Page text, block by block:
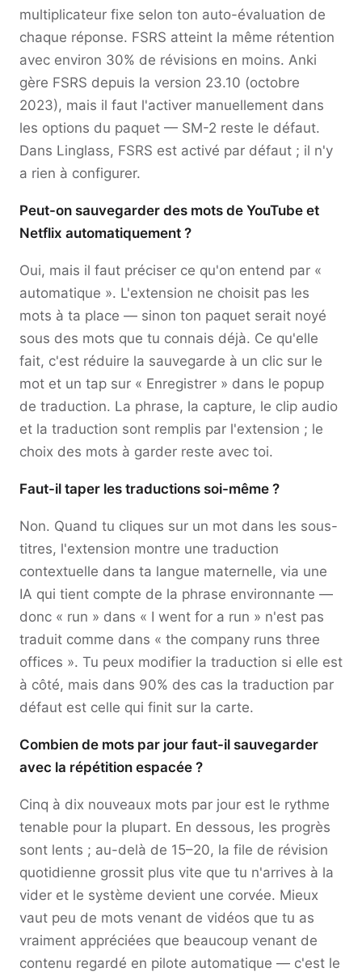
multiplicateur fixe selon ton auto-évaluation de
chaque réponse. FSRS atteint la même rétention
avec environ 30% de révisions en moins. Anki
gère FSRS depuis la version 23.10 (octobre
2023), mais il faut l'activer manuellement dans
les options du paquet — SM-2 reste le défaut.
Dans Linglass, FSRS est activé par défaut ; il n'y
a rien à configurer.
Peut-on sauvegarder des mots de YouTube et
Netflix automatiquement ?
Oui, mais il faut préciser ce qu'on entend par «
automatique ». L'extension ne choisit pas les
mots à ta place — sinon ton paquet serait noyé
sous des mots que tu connais déjà. Ce qu'elle
fait, c'est réduire la sauvegarde à un clic sur le
mot et un tap sur « Enregistrer » dans le popup
de traduction. La phrase, la capture, le clip audio
et la traduction sont remplis par l'extension ; le
choix des mots à garder reste avec toi.
Faut-il taper les traductions soi-même ?
Non. Quand tu cliques sur un mot dans les sous-
titres, l'extension montre une traduction
contextuelle dans ta langue maternelle, via une
IA qui tient compte de la phrase environnante —
donc « run » dans « I went for a run » n'est pas
traduit comme dans « the company runs three
offices ». Tu peux modifier la traduction si elle est
à côté, mais dans 90% des cas la traduction par
défaut est celle qui finit sur la carte.
Combien de mots par jour faut-il sauvegarder
avec la répétition espacée ?
Cinq à dix nouveaux mots par jour est le rythme
tenable pour la plupart. En dessous, les progrès
sont lents ; au-delà de 15–20, la file de révision
quotidienne grossit plus vite que tu n'arrives à la
vider et le système devient une corvée. Mieux
vaut peu de mots venant de vidéos que tu as
vraiment appréciées que beaucoup venant de
contenu regardé en pilote automatique — c'est le